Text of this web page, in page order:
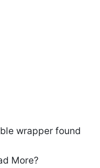
wrapper found
More?